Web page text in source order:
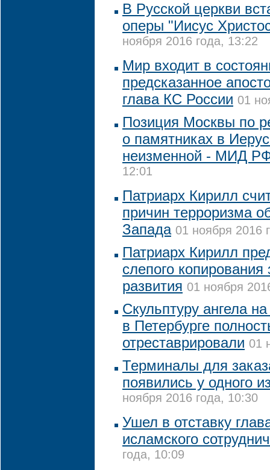
В Русской церкви
оперы "Иисус
ноября 2016 года, 13:22
Мир входит в
предсказанное
глава КС России 01
Позиция Москвы по
о памятниках в
неизменной - МИД
12:01
Патриарх Кирилл
причин терроризма
Запада 01 ноября 2016
Патриарх Кирилл
слепого
развития 01 ноября
Скульптуру ангела
в Петербурге
отреставрировали 01
Терминалы для
появились у одного
ноября 2016 года, 10:30
Ушел в отставку
исламского
года, 10:09